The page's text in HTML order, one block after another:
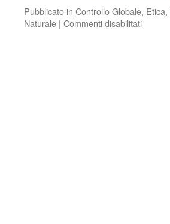
Pubblicato in Controllo Globale, Etica,
Naturale | Commenti disabilitatisu